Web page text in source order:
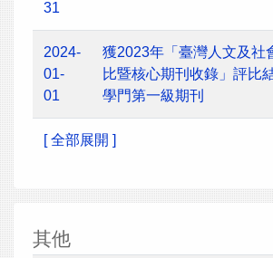
31
2024-
01-
01
獲2023年「臺灣人文及社
比暨核心期刊收錄」評比
學門第一級期刊
[ 全部展開 ]
其他